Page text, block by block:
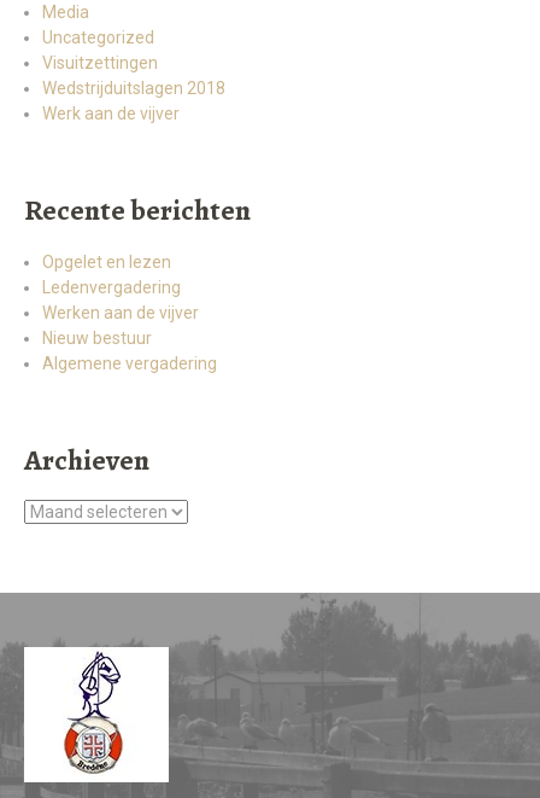
Media
Uncategorized
Visuitzettingen
Wedstrijduitslagen 2018
Werk aan de vijver
Recente berichten
Opgelet en lezen
Ledenvergadering
Werken aan de vijver
Nieuw bestuur
Algemene vergadering
Archieven
Archieven